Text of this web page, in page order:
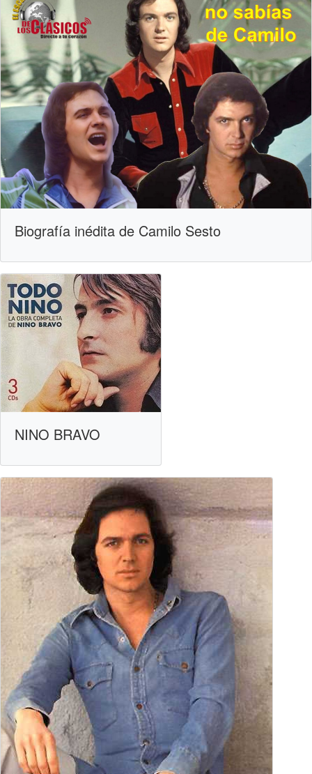
Biografía inédita de Camilo Sesto
NINO BRAVO